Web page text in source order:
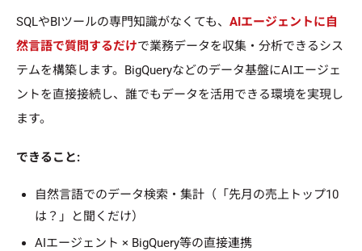
SQLやBIツールの専門知識がなくても、 AIエージェントに自
然言語で質問するだけで業務データを収集・分析できるシス
テムを構築します。BigQueryなどのデータ基盤にAIエージェ
ントを直接接続し、誰でもデータを活用できる環境を実現し
ます。
できること:
自然言語でのデータ検索・集計（「先月の売上トップ10
は？」と聞くだけ）
AIエージェント × BigQuery等の直接連携